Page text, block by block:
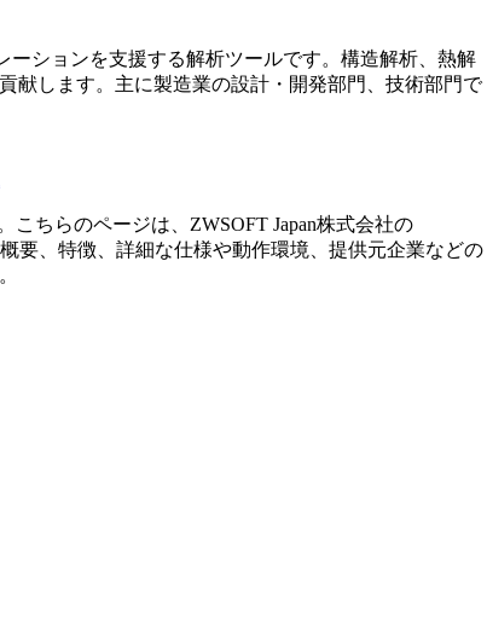
ーションを支援する解析ツールです。構造解析、熱解
献します。主に製造業の設計・開発部門、技術部門で
こちらのページは、 ZWSOFT Japan株式会社の
要、特徴、詳細な仕様や動作環境、提供元企業などの